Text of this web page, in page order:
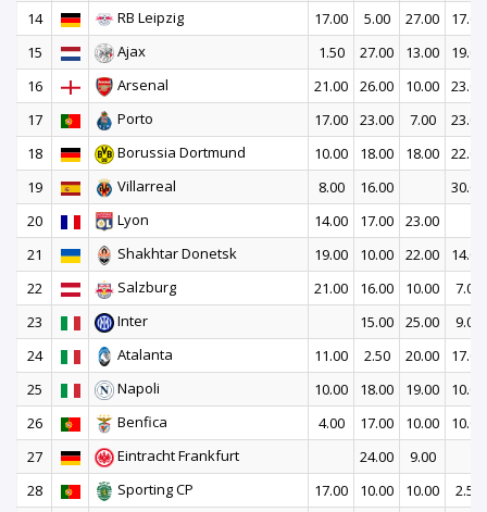
14
RB Leipzig 17.00 5.00 27.00
17.00
15
Ajax 1.50 27.00 13.00
19.00
16
Arsenal 21.00 26.00 10.00
23.00
17
Porto 17.00 23.00 7.00
23.00
18
Borussia Dortmund 10.00 18.00 18.00
22.00
19
Villarreal 8.00 16.00
30.00
20
Lyon 14.00 17.00
23.00
21
Shakhtar Donetsk 19.00 10.00 22.00
14.00
22
Salzburg 21.00 16.00 10.00
7.00
23
Inter 15.00 25.00
9.00
24
Atalanta 11.00 2.50 20.00
17.00
25
Napoli 10.00 18.00 19.00
10.00
26
Benfica 4.00 17.00 10.00
10.00
27
Eintracht Frankfurt 24.00
9.00
28
Sporting CP 17.00 10.00 10.00
2.50